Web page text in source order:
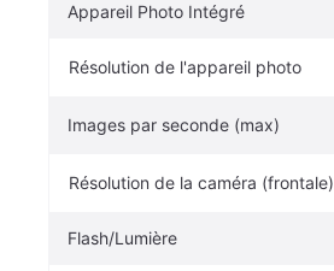
Appareil Photo Intégré
Résolution de l'appareil photo
Images par seconde (max)
Résolution de la caméra (frontale)
Flash/Lumière